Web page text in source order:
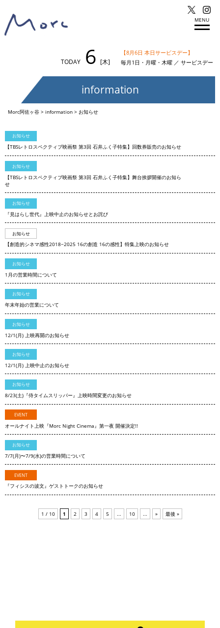
MENU
TODAY 6 [木]
【8月6日 本日サービスデー】
毎月1日・月曜・木曜 ／ サービスデー
information
Morc阿佐ヶ谷> information> お知らせ
お知らせ
【TBSレトロスペクティブ映画祭 第3回 石井ふく子特集】回数券販売のお知らせ
お知らせ
【TBSレトロスペクティブ映画祭 第3回 石井ふく子特集】舞台挨拶開催のお知ら
せ
お知らせ
『見はらし世代』上映中止のお知らせとお詫び
お知らせ
【創造的シネマ感性2018−2025 16の創造 16の感性】特集上映のお知らせ
お知らせ
1月の営業時間について
お知らせ
年末年始の営業について
お知らせ
12/1(月) 上映再開のお知らせ
お知らせ
12/1(月) 上映中止のお知らせ
お知らせ
8/23(土)『侍タイムスリッパー』上映時間変更のお知らせ
EVENT
オールナイト上映『Morc Night Cinema』第一夜 開催決定!!
お知らせ
7/7(月)〜7/9(水)の営業時間について
EVENT
『フィシスの波文』ゲストトークのお知らせ
1 / 10 1 2 3 4 5 ... 10 ... » 最後 »